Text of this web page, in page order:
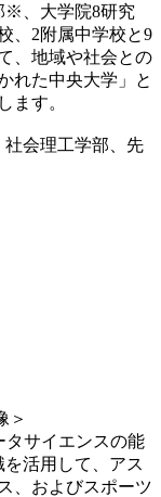
※、大学院8研究
、2附属中学校と9
、地域や社会との
れた中央大学」と
ます。
会理工学部、先
＞
タサイエンスの能
活用して、アス
、およびスポーツ